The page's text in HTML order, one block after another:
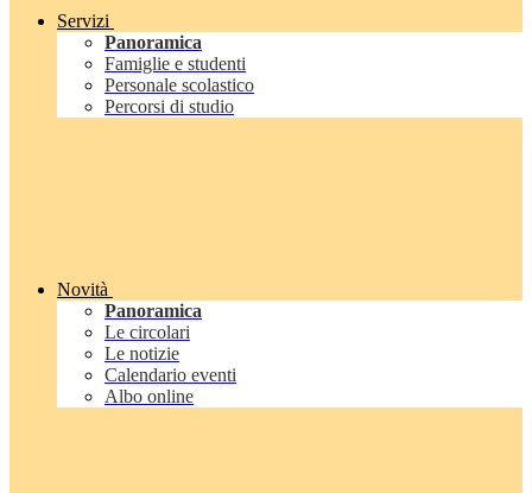
Servizi
Panoramica
Famiglie e studenti
Personale scolastico
Percorsi di studio
Novità
Panoramica
Le circolari
Le notizie
Calendario eventi
Albo online